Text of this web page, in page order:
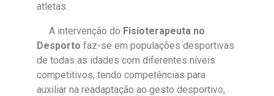
atletas.
A intervenção do Fisioterapeuta no
Desporto faz-se em populações desportivas
de todas as idades com diferentes níveis
competitivos, tendo competências para
auxiliar na readaptação ao gesto desportivo,